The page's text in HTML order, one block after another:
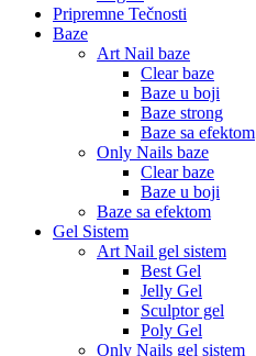
Pripremne Tečnosti
Baze
Art Nail baze
Clear baze
Baze u boji
Baze strong
Baze sa efektom
Only Nails baze
Clear baze
Baze u boji
Baze sa efektom
Gel Sistem
Art Nail gel sistem
Best Gel
Jelly Gel
Sculptor gel
Poly Gel
Only Nails gel sistem